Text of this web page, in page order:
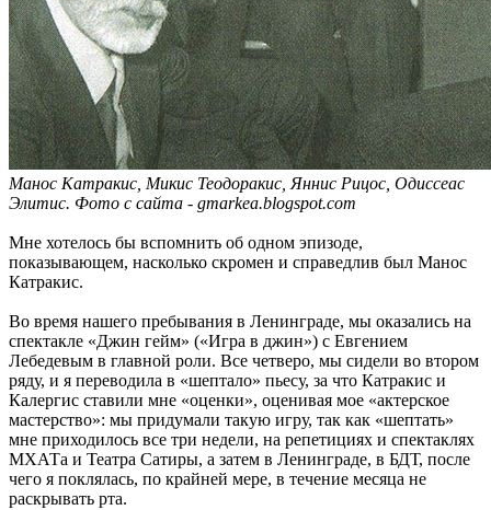
Манос Катракис, Микис Теодоракис, Яннис Рицос, Одиссеас
Элитис. Фото с сайта - gmarkea.blogspot.com
Мне хотелось бы вспомнить об одном эпизоде,
показывающем, насколько скромен и справедлив был Манос
Катракис.
Во время нашего пребывания в Ленинграде, мы оказались на
спектакле «Джин гейм» («Игра в джин») с Евгением
Лебедевым в главной роли. Все четверо, мы сидели во втором
ряду, и я переводила в «шептало» пьесу, за что Катракис и
Калергис ставили мне «оценки», оценивая мое «актерское
мастерство»: мы придумали такую игру, так как «шептать»
мне приходилось все три недели, на репетициях и спектаклях
МХАТа и Театра Сатиры, а затем в Ленинграде, в БДТ, после
чего я поклялась, по крайней мере, в течение месяца не
раскрывать рта.